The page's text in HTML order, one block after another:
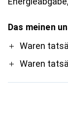
Das meinen
ProWaren
Waren